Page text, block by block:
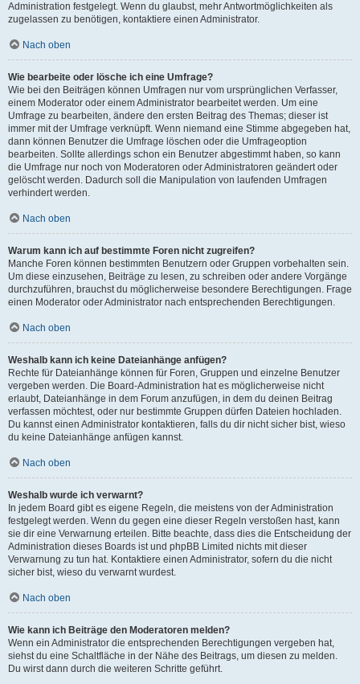
Administration festgelegt. Wenn du glaubst, mehr Antwortmöglichkeiten als
zugelassen zu benötigen, kontaktiere einen Administrator.
Nach oben
Wie bearbeite oder lösche ich eine Umfrage?
Wie bei den Beiträgen können Umfragen nur vom ursprünglichen Verfasser,
einem Moderator oder einem Administrator bearbeitet werden. Um eine
Umfrage zu bearbeiten, ändere den ersten Beitrag des Themas; dieser ist
immer mit der Umfrage verknüpft. Wenn niemand eine Stimme abgegeben hat,
dann können Benutzer die Umfrage löschen oder die Umfrageoption
bearbeiten. Sollte allerdings schon ein Benutzer abgestimmt haben, so kann
die Umfrage nur noch von Moderatoren oder Administratoren geändert oder
gelöscht werden. Dadurch soll die Manipulation von laufenden Umfragen
verhindert werden.
Nach oben
Warum kann ich auf bestimmte Foren nicht zugreifen?
Manche Foren können bestimmten Benutzern oder Gruppen vorbehalten sein.
Um diese einzusehen, Beiträge zu lesen, zu schreiben oder andere Vorgänge
durchzuführen, brauchst du möglicherweise besondere Berechtigungen. Frage
einen Moderator oder Administrator nach entsprechenden Berechtigungen.
Nach oben
Weshalb kann ich keine Dateianhänge anfügen?
Rechte für Dateianhänge können für Foren, Gruppen und einzelne Benutzer
vergeben werden. Die Board-Administration hat es möglicherweise nicht
erlaubt, Dateianhänge in dem Forum anzufügen, in dem du deinen Beitrag
verfassen möchtest, oder nur bestimmte Gruppen dürfen Dateien hochladen.
Du kannst einen Administrator kontaktieren, falls du dir nicht sicher bist, wieso
du keine Dateianhänge anfügen kannst.
Nach oben
Weshalb wurde ich verwarnt?
In jedem Board gibt es eigene Regeln, die meistens von der Administration
festgelegt werden. Wenn du gegen eine dieser Regeln verstoßen hast, kann
sie dir eine Verwarnung erteilen. Bitte beachte, dass dies die Entscheidung der
Administration dieses Boards ist und phpBB Limited nichts mit dieser
Verwarnung zu tun hat. Kontaktiere einen Administrator, sofern du die nicht
sicher bist, wieso du verwarnt wurdest.
Nach oben
Wie kann ich Beiträge den Moderatoren melden?
Wenn ein Administrator die entsprechenden Berechtigungen vergeben hat,
siehst du eine Schaltfläche in der Nähe des Beitrags, um diesen zu melden.
Du wirst dann durch die weiteren Schritte geführt.